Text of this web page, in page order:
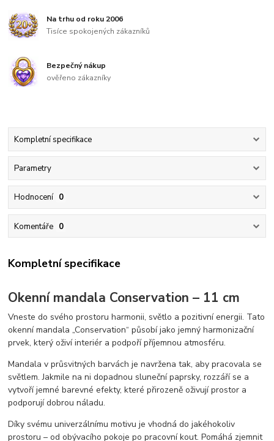
Na trhu od roku 2006
Tisíce spokojených zákazníků
Bezpečný nákup
ověřeno zákazníky
Kompletní specifikace
Parametry
Hodnocení 0
Komentáře 0
Kompletní specifikace
Okenní mandala Conservation – 11 cm
Vneste do svého prostoru harmonii, světlo a pozitivní energii. Tato
okenní mandala „Conservation“ působí jako jemný harmonizační
prvek, který oživí interiér a podpoří příjemnou atmosféru.
Mandala v průsvitných barvách je navržena tak, aby pracovala se
světlem. Jakmile na ni dopadnou sluneční paprsky, rozzáří se a
vytvoří jemné barevné efekty, které přirozeně oživují prostor a
podporují dobrou náladu.
Díky svému univerzálnímu motivu je vhodná do jakéhokoliv
prostoru – od obývacího pokoje po pracovní kout. Pomáhá zjemnit